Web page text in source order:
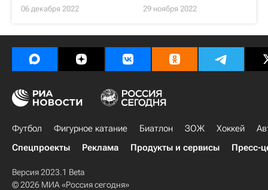
06 декабря 2022 29 ноября 2022
Футбол Фигурное катание Биатлон ЗОЖ Хоккей
Спецпроекты
Реклама Продукты и сервисы Пресс-
Версия 2023.1 Beta
© 2026 МИА «Россия сегодня»